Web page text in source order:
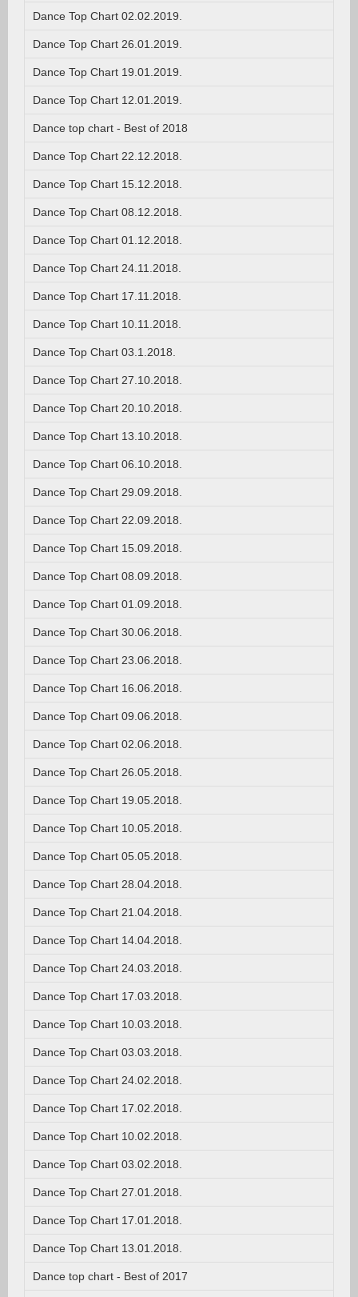
Dance Top Chart 02.02.2019.
Dance Top Chart 26.01.2019.
Dance Top Chart 19.01.2019.
Dance Top Chart 12.01.2019.
Dance top chart - Best of 2018
Dance Top Chart 22.12.2018.
Dance Top Chart 15.12.2018.
Dance Top Chart 08.12.2018.
Dance Top Chart 01.12.2018.
Dance Top Chart 24.11.2018.
Dance Top Chart 17.11.2018.
Dance Top Chart 10.11.2018.
Dance Top Chart 03.1.2018.
Dance Top Chart 27.10.2018.
Dance Top Chart 20.10.2018.
Dance Top Chart 13.10.2018.
Dance Top Chart 06.10.2018.
Dance Top Chart 29.09.2018.
Dance Top Chart 22.09.2018.
Dance Top Chart 15.09.2018.
Dance Top Chart 08.09.2018.
Dance Top Chart 01.09.2018.
Dance Top Chart 30.06.2018.
Dance Top Chart 23.06.2018.
Dance Top Chart 16.06.2018.
Dance Top Chart 09.06.2018.
Dance Top Chart 02.06.2018.
Dance Top Chart 26.05.2018.
Dance Top Chart 19.05.2018.
Dance Top Chart 10.05.2018.
Dance Top Chart 05.05.2018.
Dance Top Chart 28.04.2018.
Dance Top Chart 21.04.2018.
Dance Top Chart 14.04.2018.
Dance Top Chart 24.03.2018.
Dance Top Chart 17.03.2018.
Dance Top Chart 10.03.2018.
Dance Top Chart 03.03.2018.
Dance Top Chart 24.02.2018.
Dance Top Chart 17.02.2018.
Dance Top Chart 10.02.2018.
Dance Top Chart 03.02.2018.
Dance Top Chart 27.01.2018.
Dance Top Chart 17.01.2018.
Dance Top Chart 13.01.2018.
Dance top chart - Best of 2017